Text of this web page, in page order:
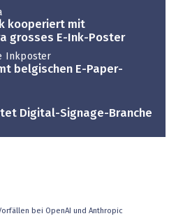
kooperiert mit
grosses E-Ink-Poster
Inkposter
belgischen E-Paper-
Digital-Signage-Branche
bei OpenAI und Anthropic